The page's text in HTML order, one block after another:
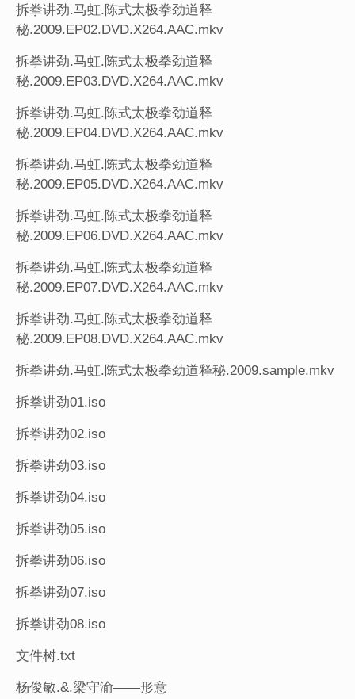
拆拳讲劲.马虹.陈式太极拳劲道释
秘.2009.EP02.DVD.X264.AAC.mkv
拆拳讲劲.马虹.陈式太极拳劲道释
秘.2009.EP03.DVD.X264.AAC.mkv
拆拳讲劲.马虹.陈式太极拳劲道释
秘.2009.EP04.DVD.X264.AAC.mkv
拆拳讲劲.马虹.陈式太极拳劲道释
秘.2009.EP05.DVD.X264.AAC.mkv
拆拳讲劲.马虹.陈式太极拳劲道释
秘.2009.EP06.DVD.X264.AAC.mkv
拆拳讲劲.马虹.陈式太极拳劲道释
秘.2009.EP07.DVD.X264.AAC.mkv
拆拳讲劲.马虹.陈式太极拳劲道释
秘.2009.EP08.DVD.X264.AAC.mkv
拆拳讲劲.马虹.陈式太极拳劲道释秘.2009.sample.mkv
拆拳讲劲01.iso
拆拳讲劲02.iso
拆拳讲劲03.iso
拆拳讲劲04.iso
拆拳讲劲05.iso
拆拳讲劲06.iso
拆拳讲劲07.iso
拆拳讲劲08.iso
文件树.txt
杨俊敏.&.梁守渝——形意